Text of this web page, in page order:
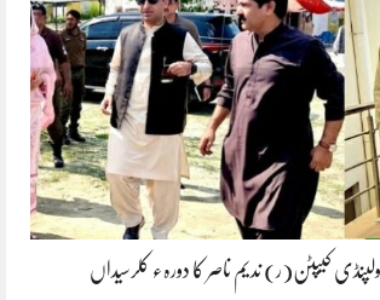
کیپٹن(ر) ندیم ناصر کا دورہء کلرسیداں